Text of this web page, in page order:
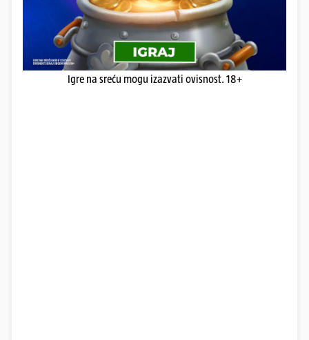
Igre na sreću mogu izazvati ovisnost. 18+